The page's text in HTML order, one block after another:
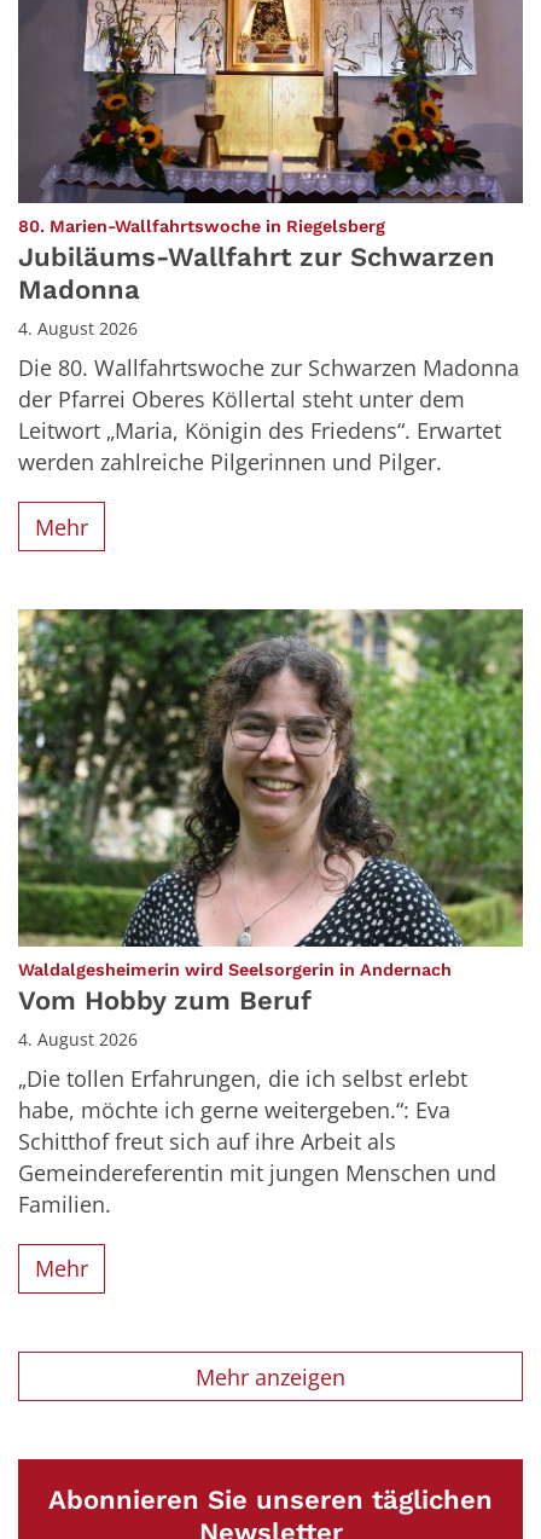
80. Marien-Wallfahrtswoche in Riegelsberg:
Jubiläums-Wallfahrt zur Schwarzen
Madonna
4. August 2026
Die 80. Wallfahrtswoche zur Schwarzen Madonna
der Pfarrei Oberes Köllertal steht unter dem
Leitwort „Maria, Königin des Friedens“. Erwartet
werden zahlreiche Pilgerinnen und Pilger.
Mehr
Waldalgesheimerin wird Seelsorgerin in Andernach
Vom Hobby zum Beruf
4. August 2026
„Die tollen Erfahrungen, die ich selbst erlebt
habe, möchte ich gerne weitergeben.“: Eva
Schitthof freut sich auf ihre Arbeit als
Gemeindereferentin mit jungen Menschen und
Familien.
Mehr
Mehr anzeigen
Abonnieren Sie unseren täglichen
Newsletter